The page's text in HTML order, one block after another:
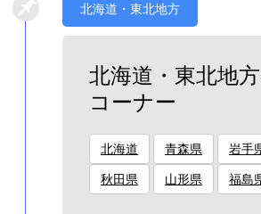
北海道・東北地方
北海道・東北地
コーナー
北海道 青森県 岩手
秋田県 山形県 福島